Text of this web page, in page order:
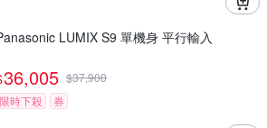
LUMIX S9 單機身 平行輸入
36,005 $37,900
限時下殺
券